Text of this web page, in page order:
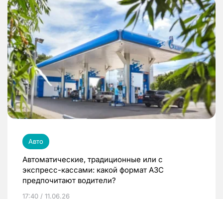
Авто
Автоматические, традиционные или с
экспресс-кассами: какой формат АЗС
предпочитают водители?
17:40 / 11.06.26